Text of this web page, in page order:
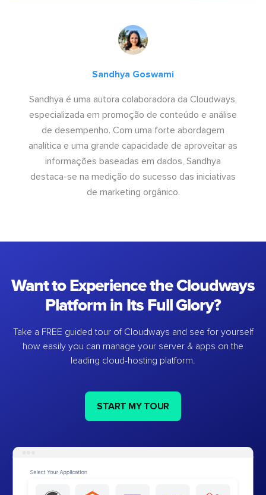
Sandhya Goswami
Sandhya é uma autora colaboradora da Cloudways,
especializada em promoção de conteúdo e análise
de desempenho. Com uma forte abordagem
analítica e uma grande capacidade de aproveitar as
informações baseadas em dados, Sandhya
destaca-se na medição do sucesso das iniciativas
de marketing orgânico.
Want to Experience the Cloudways
Platform in Its Full Glory?
Take a FREE guided tour of Cloudways and see for yourself
how easily you can manage your server & apps on the
leading cloud-hosting platform.
START MY TOUR